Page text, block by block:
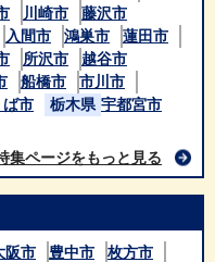
川崎市
藤沢市
入間市 鴻巣市
蓮田市
所沢市
越谷市
船橋市
市川市
ば市 栃木県 宇都宮市
集ページをもっと見る
阪市 豊中市
枚方市